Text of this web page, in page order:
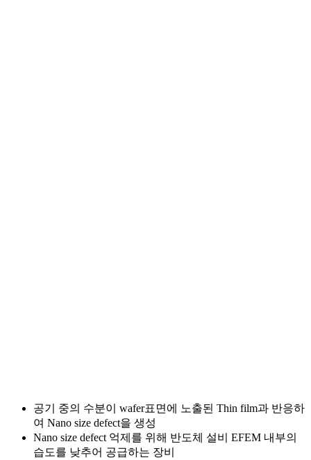
공기 중의 수분이 wafer표면에 노출된 Thin film과 반응하
여 Nano size defect을 생성
Nano size defect 억제를 위해 반도체 설비 EFEM 내부의
습도를 낮추어 공급하는 장비